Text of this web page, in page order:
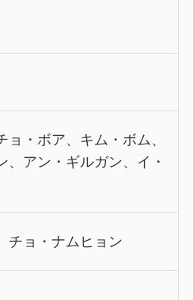
ョ・ボア、キム・ボム、
、アン・ギルガン、イ・
チョ・ナムヒョン